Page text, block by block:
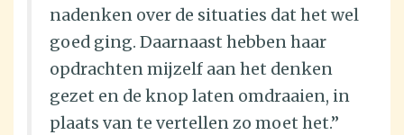
nadenken over de situaties dat het wel
goed ging. Daarnaast hebben haar
opdrachten mijzelf aan het denken
gezet en de knop laten omdraaien, in
plaats van te vertellen zo moet het.”